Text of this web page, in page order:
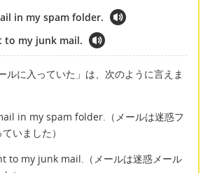
in my spam folder.
to my junk mail.
ルに入っていた」は、次のように言えま
in my spam folder.（メールは迷惑フ
いました）
to my junk mail.（メールは迷惑メール